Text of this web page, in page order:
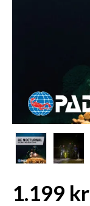
1.199 kr